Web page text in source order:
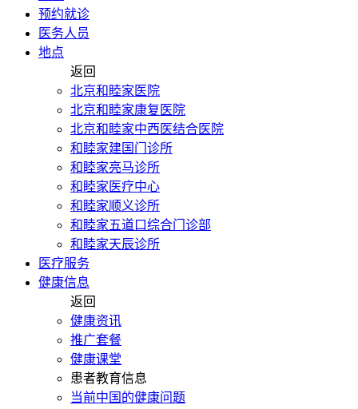
预约就诊
医务人员
地点
返回
北京和睦家医院
北京和睦家康复医院
北京和睦家中西医结合医院
和睦家建国门诊所
和睦家亮马诊所
和睦家医疗中心
和睦家顺义诊所
和睦家五道口综合门诊部
和睦家天辰诊所
医疗服务
健康信息
返回
健康资讯
推广套餐
健康课堂
患者教育信息
当前中国的健康问题